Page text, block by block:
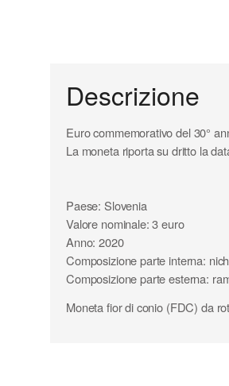
Descrizione
Euro commemorativo del 30°
La moneta riporta su dritto la
Paese: Slovenia
Valore nominale: 3 euro
Anno: 2020
Composizione parte interna:
Composizione parte esterna:
Peso:15,00 gr
Moneta fior di conio (FDC) da